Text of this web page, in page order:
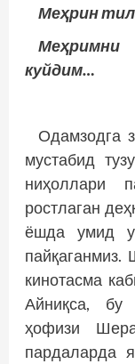
Меҳрин
куйдим…
Одамзодга
мустабид
ниҳоллари
ростлаган
ёшда умид
пайқаганмиз.
кинотасма
Айниқса, бу
ҳофизи
пардаларда